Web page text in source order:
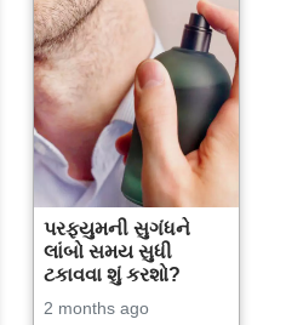
પરફ્યુમની સુગંધને
લાંબો સમય સુધી
ટકાવવા શું કરશો?
2 months ago